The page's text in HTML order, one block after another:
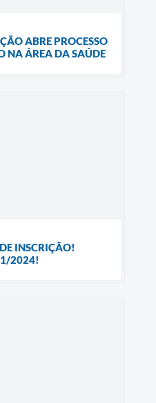
ABRE PROCESSO
NA ÁREA DA SAÚDE
INSCRIÇÃO!
2024!